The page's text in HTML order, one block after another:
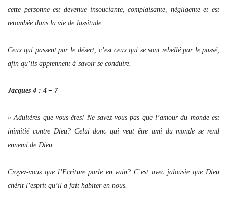
cette personne est devenue insouciante, complaisante, négligente et est
retombée dans la vie de lassitude.
Ceux qui passent par le désert, c’est ceux qui se sont rebellé par le passé,
afin qu’ils apprennent à savoir se conduire.
Jacques 4 : 4 – 7
« Adultères que vous êtes! Ne savez-vous pas que l’amour du monde est
inimitié contre Dieu? Celui donc qui veut être ami du monde se rend
ennemi de Dieu.
Croyez-vous que l’Ecriture parle en vain? C’est avec jalousie que Dieu
chérit l’esprit qu’il a fait habiter en nous.